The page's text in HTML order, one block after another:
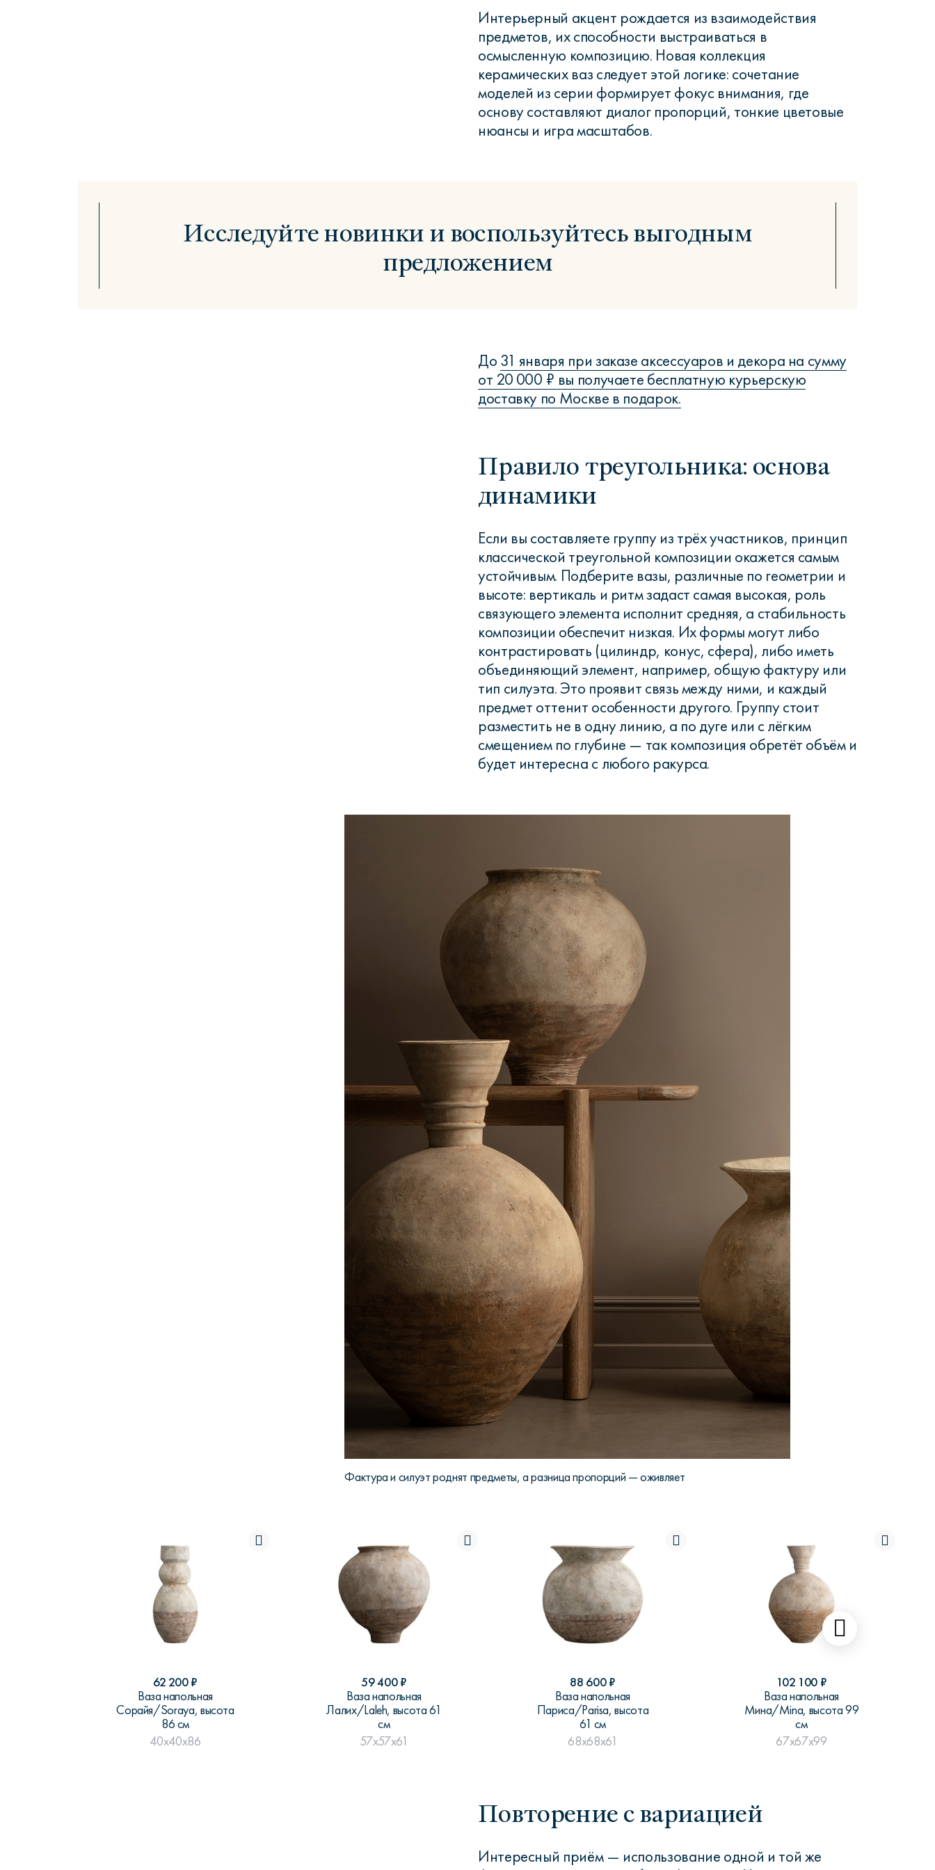
Интерьерный акцент рождается из взаимодействия
предметов, их способности выстраиваться в
осмысленную композицию. Новая коллекция
керамических ваз следует этой логике: сочетание
моделей из серии формирует фокус внимания, где
основу составляют диалог пропорций, тонкие цветовые
нюансы и игра масштабов.
Исследуйте новинки и воспользуйтесь выгодным
предложением
До 31 января при заказе аксессуаров и декора на сумму
от 20 000 ₽ вы получаете бесплатную курьерскую
доставку по Москве в подарок.
Правило треугольника: основа
динамики
Если вы составляете группу из трёх участников, принцип
классической треугольной композиции окажется самым
устойчивым. Подберите вазы, различные по геометрии и
высоте: вертикаль и ритм задаст самая высокая, роль
связующего элемента исполнит средняя, а стабильность
композиции обеспечит низкая. Их формы могут либо
контрастировать (цилиндр, конус, сфера), либо иметь
объединяющий элемент, например, общую фактуру или
тип силуэта. Это проявит связь между ними, и каждый
предмет оттенит особенности другого. Группу стоит
разместить не в одну линию, а по дуге или с лёгким
смещением по глубине — так композиция обретёт объём и
будет интересна с любого ракурса.
Фактура и силуэт роднят предметы, а разница пропорций — оживляет
62 200₽
Ваза напольная
Сорайя/Soraya, высота
86 см
40x40x86
59 400₽
Ваза напольная
Лалих/Laleh, высота 61
см
57x57x61
88 600₽
Ваза напольная
Париса/Parisa, высота
61 см
68x68x61
102 100 ₽
Ваза напольная
Мина/Mina, высота 99
см
67x67x99
Повторение с вариацией
Интересный приём — использование одной и той же